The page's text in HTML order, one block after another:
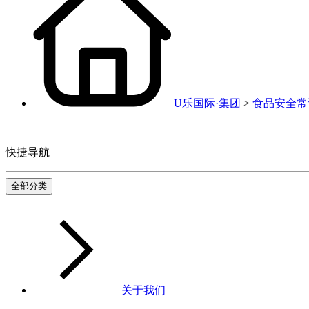
U乐国际·集团 > 食品安全
快捷导航
全部分类
关于我们